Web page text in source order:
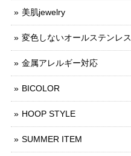
美肌jewelry
変色しないオールステンレス
金属アレルギー対応
BICOLOR
HOOP STYLE
SUMMER ITEM